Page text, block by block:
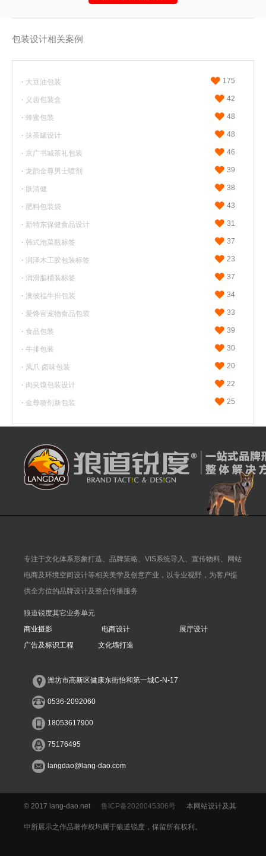
或请拨打 18053617900
包装设计相关案例
· 大豆油包装 175
· 义齿包装盒 42
· 蜂蜜包装 48
· 抹茶罐设计 48
· 京广书城茶礼包装 46
· 龙韵金尊男士喷剂 39
· 肤清健 38
· 肥料包装袋 43
· 新特东保健食品设计 31
· 韩式泡菜瓶标签 37
· 润泽木工胶包装标签 23
· 润滑脂桶装标签 37
· 澳彼福牛排包装 34
· 爱馋官宠物食品包装 33
· 食品包装 39
· 牛排包装 30
· 凤爪 卤味包装 20
· 肉夹馍包装设计 22
· 金尊喷剂新包装 25
专注于文化体系形象打造、品牌策略、VIS系统导入、宣传物料、网站
电商及环境空间设计等相关美学及创意产业，以专业视野，为客户提
供全方位的品牌设计及整合传播服务
狼道锐度其它业务单元
商业摄影
电商设计
展厅设计
广告及标识工程
文化墙打造
潍坊市高新区健康东街怡和第一城C-N-17
0536-2092060
18053617900
75176495
langdao@lang-dao.com
© 2017 lang-dao.net 鲁ICP备2020045306号 本网站设计及其
中所展示之作品著作权均属于狼道锐度，保留所有权利。